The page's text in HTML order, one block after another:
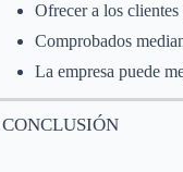
Ofrecer a los
Comprobados
La empresa puede
CONCLUSIÓN